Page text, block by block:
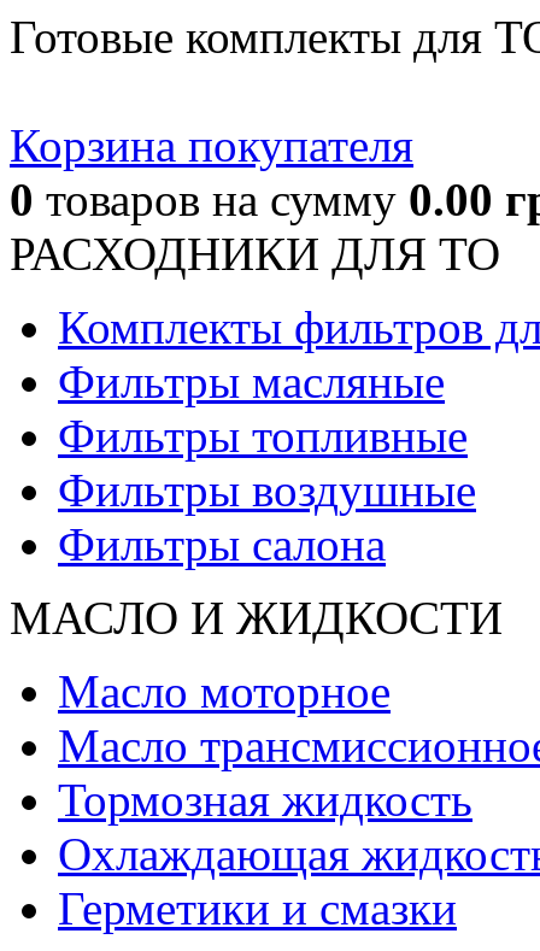
Готовые комплекты для
Корзина покупателя
0 товаров на сумму 0.00
РАСХОДНИКИ ДЛЯ ТО
Комплекты фильтров
Фильтры масляные
Фильтры топливные
Фильтры воздушные
Фильтры салона
МАСЛО И ЖИДКОCТИ
Масло моторное
Масло
Тормозная жидкость
Охлаждающая
Герметики и смазки